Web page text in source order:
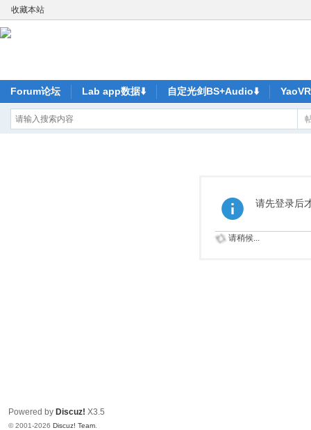
收藏本站
Forum论坛 Lab app数据⬇️ 自定光剑BS+Audio⬇️
请先登录后
请稍候...
Powered by Discuz! X3.5
© 2001-2026 Discuz! Team